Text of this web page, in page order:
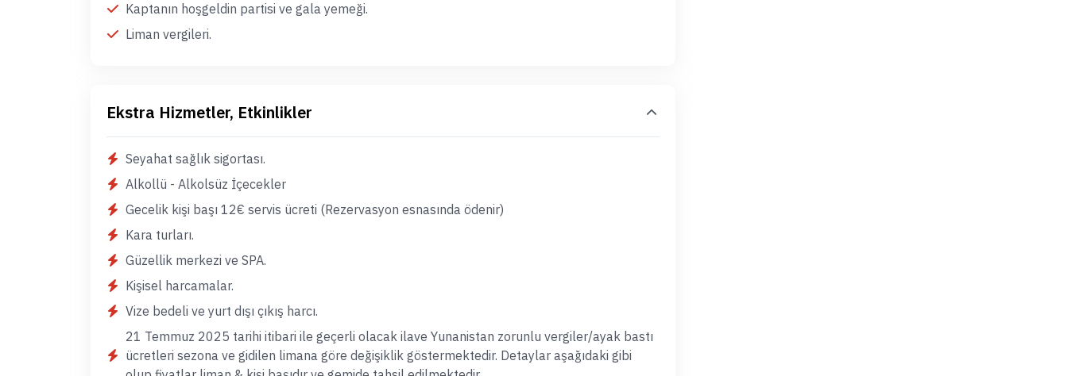
Kaptanın hoşgeldin partisi ve gala yemeği.
Liman vergileri.
Ekstra Hizmetler, Etkinlikler
Seyahat sağlık sigortası.
Alkollü - Alkolsüz İçecekler
Gecelik kişi başı 12€ servis ücreti (Rezervasyon esnasında ödenir)
Kara turları.
Güzellik merkezi ve SPA.
Kişisel harcamalar.
Vize bedeli ve yurt dışı çıkış harcı.
21 Temmuz 2025 tarihi itibari ile geçerli olacak ilave Yunanistan zorunlu vergiler/ayak bastı
ücretleri sezona ve gidilen limana göre değişiklik göstermektedir. Detaylar aşağıdaki gibi